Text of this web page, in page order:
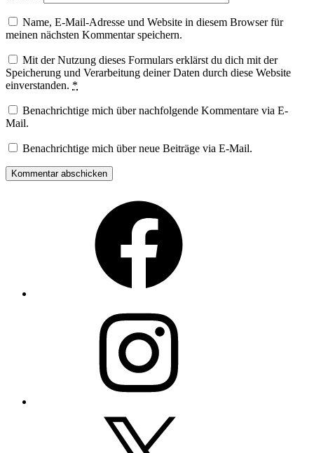
Name, E-Mail-Adresse und Website in diesem Browser für
meinen nächsten Kommentar speichern.
Mit der Nutzung dieses Formulars erklärst du dich mit der
Speicherung und Verarbeitung deiner Daten durch diese Website
einverstanden. *
Benachrichtige mich über nachfolgende Kommentare via E-
Mail.
Benachrichtige mich über neue Beiträge via E-Mail.